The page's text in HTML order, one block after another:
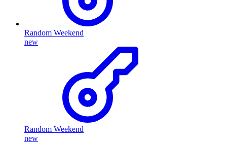
Random Weekend
new
Random Weekend
new